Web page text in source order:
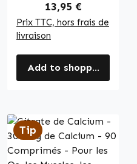
Regular price:
13,95 €
Prix TTC, hors frais de
livraison
Add to shopping cart
Tip